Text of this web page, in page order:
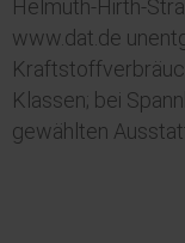
Helmuth-Hirth-
www.dat.de
Klassen; bei
gewählten